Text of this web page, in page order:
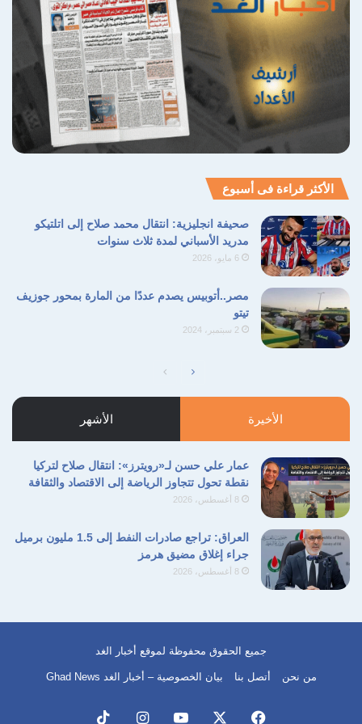
الأكثر قراءة فى أسبوع
صحيفة انجليزية: انتقال محمد صلاح إلى اتلتيكو
مدريد الأسباني لمدة ثلاث سنوات
6 مايو، 2026
مصر..أتوبيس يصدم عددًا من المارة بمحور جوزيف
تيتو
2 سبتمبر، 2024
الصفحة
السابقة
الصفحة
التالية
الأخيرة الأشهر
عمار علي حسن لـ«رويترز»: انتقال صلاح لتركيا
نقطة تحول تتجاوز الرياضة إلى الاقتصاد والثقافة
8 أغسطس، 2026
العراق: تراجع صادرات النفط إلى 1.5 مليون برميل
جراء إغلاق مضيق هرمز
8 أغسطس، 2026
جميع الحقوق محفوظة لموقع أخبار الغد
من نحن أتصل بنا بيان الخصوصية – أخبار الغد Ghad News
فيسبوك ‫YouTubeانستقرام